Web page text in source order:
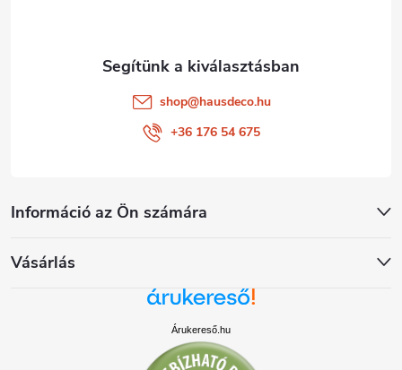
Információ az Ön számára
Vásárlás
shop@hausdeco.hu
+36 176 54 675
Árukereső.hu